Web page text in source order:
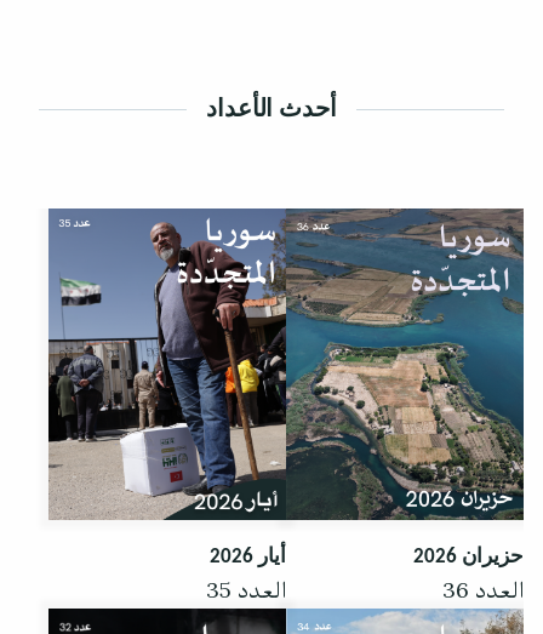
أحدث الأعداد
حزيران 2026
العدد 36
أيار 2026
العدد 35